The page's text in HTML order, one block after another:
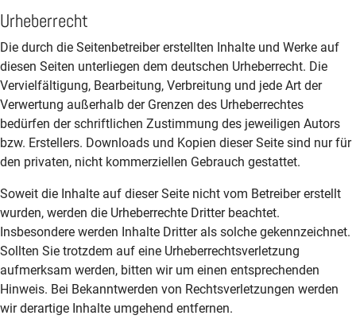
Urheberrecht
Die durch die Seitenbetreiber erstellten Inhalte und Werke auf
diesen Seiten unterliegen dem deutschen Urheberrecht. Die
Vervielfältigung, Bearbeitung, Verbreitung und jede Art der
Verwertung außerhalb der Grenzen des Urheberrechtes
bedürfen der schriftlichen Zustimmung des jeweiligen Autors
bzw. Erstellers. Downloads und Kopien dieser Seite sind nur für
den privaten, nicht kommerziellen Gebrauch gestattet.
Soweit die Inhalte auf dieser Seite nicht vom Betreiber erstellt
wurden, werden die Urheberrechte Dritter beachtet.
Insbesondere werden Inhalte Dritter als solche gekennzeichnet.
Sollten Sie trotzdem auf eine Urheberrechtsverletzung
aufmerksam werden, bitten wir um einen entsprechenden
Hinweis. Bei Bekanntwerden von Rechtsverletzungen werden
wir derartige Inhalte umgehend entfernen.